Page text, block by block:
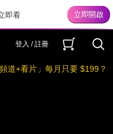
即看
登入 / 註冊
頻道+看片」每月只要 $199？